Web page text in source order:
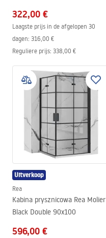
322,00 €
Laagste prijs in de afgelopen 30
dagen: 316,00 €
Reguliere prijs: 338,00 €
Uitverkoop
Rea
Kabina prysznicowa Rea Molier
Black Double 90x100
596,00 €